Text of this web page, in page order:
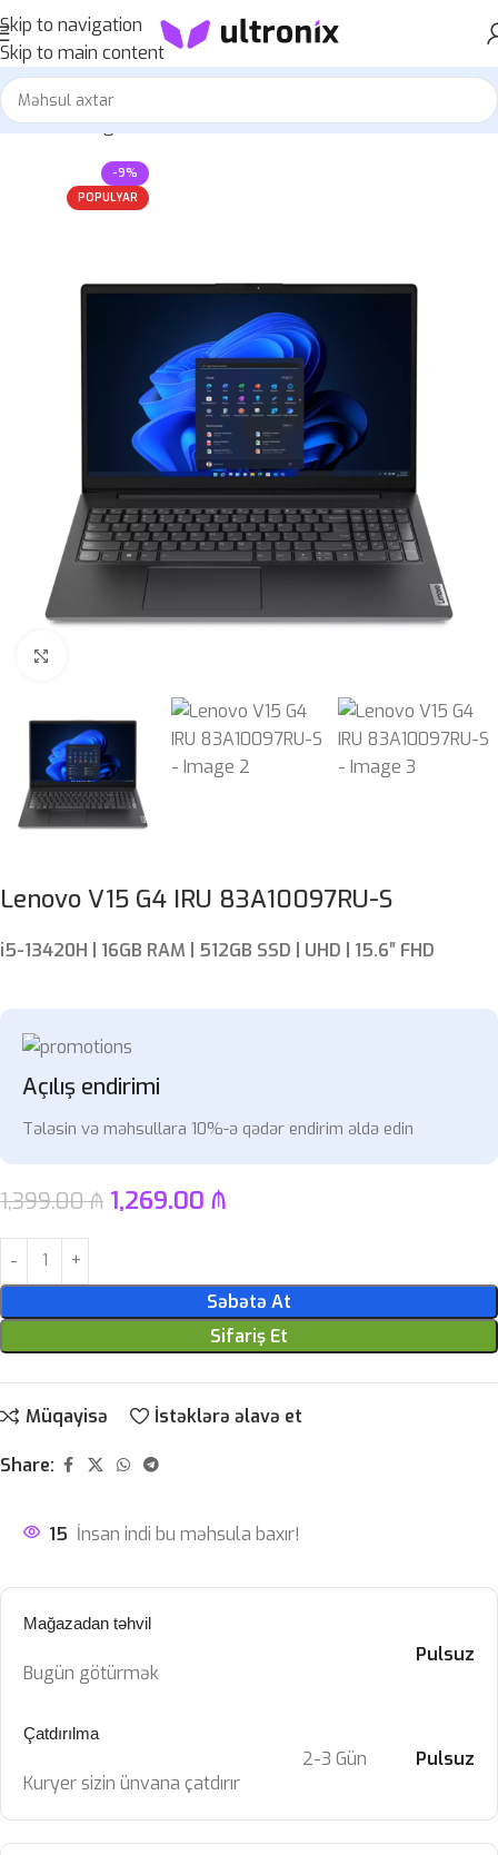
Skip to navigation
Skip to main content
Home»Mağaza»Lenovo V15 G4 IRU 83A10097RU-S
-9%
POPULYAR
Lenovo V15 G4 IRU 83A10097RU-S
i5-13420H | 16GB RAM | 512GB SSD | UHD | 15.6″ FHD
Açılış endirimi
Tələsin və məhsullara 10%-ə qədər endirim əldə edin
1,399.00₼ 1,269.00 ₼
Səbətə At
Sifariş Et
Müqayisə İstəklərə əlavə et
Share:
15 İnsan indi bu məhsula baxır!
Mağazadan təhvil
Bugün götürmək
Pulsuz
Çatdırılma
Kuryer sizin ünvana çatdırır
2-3 Gün Pulsuz